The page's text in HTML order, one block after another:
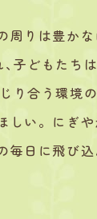
周りは豊かな
子どもたち
り合う環境
しい。にぎ
毎日に飛び込